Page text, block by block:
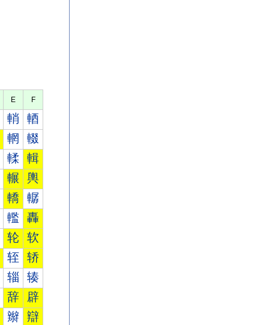
E F
輎 輏
輞 輟
輮 輯
輾 輿
轎 轏
轞 轟
轮 软
轾 轿
辎 辏
辞 辟
辮 辯